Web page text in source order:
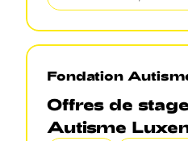
Fondation
Offres de
Autisme